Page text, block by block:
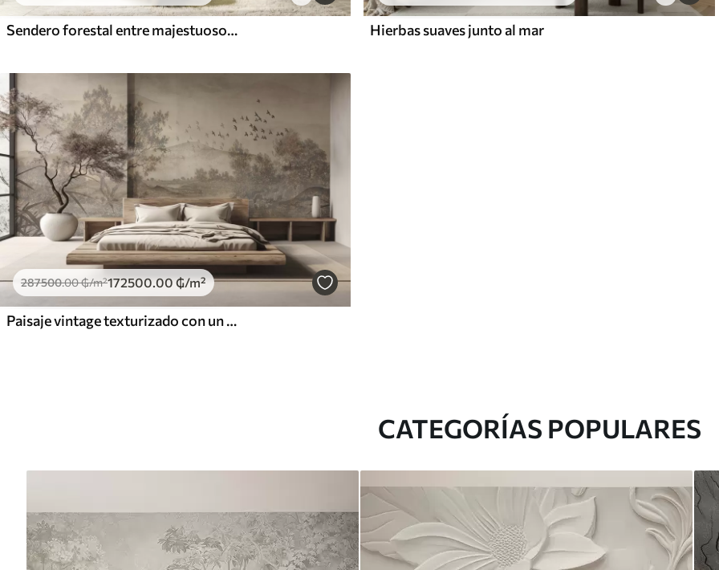
Sendero forestal entre majestuosos árboles en estilo acuarela Hierbas suaves junto al mar
287500.00₲/m²172500.00₲/m²
Paisaje vintage texturizado con un árbol cerca de un río y un cielo nublado, arte de la naturaleza en tonos sepia
CATEGORÍAS POPULARES